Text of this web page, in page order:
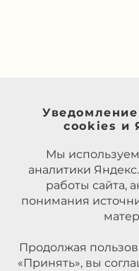
cookies и
Мы
аналитики
работы сайта,
понимания
Продолжая
«Принять», вы